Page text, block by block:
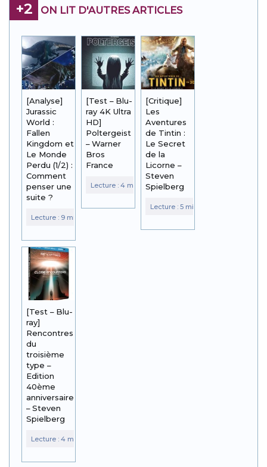
+2 ON LIT D'AUTRES ARTICLES
[Analyse]
Jurassic
World :
Fallen
Kingdom et
Le Monde
Perdu (1/2) :
Comment
penser une
suite ?
[Test – Blu-
ray 4K Ultra
HD]
Poltergeist
– Warner
Bros
France
[Critique]
Les
Aventures
de Tintin :
Le Secret
de la
Licorne –
Steven
Spielberg
[Test – Blu-
ray]
Rencontres
du
troisième
type –
Edition
40ème
anniversaire
– Steven
Spielberg